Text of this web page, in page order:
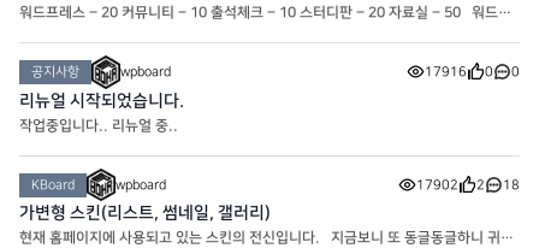
워드프레스 – 20 커뮤니티 – 10 출석체크 – 10 스터디판 – 20 자료실 – 50 워드프
주는 행위는 제재 대상입니다. 스터디판 : 워드프레스에 도
공지사항 wpboard 17916 0 0
리뉴얼 시작되었습니다.
작업중입니다.. 리뉴얼 중..
KBoard wpboard 17902 2 18
가변형 스킨(리스트, 썸네일, 갤러리)
현재 홈페이지에 사용되고 있는 스킨의 전신입니다. 지금보니 또 동글동글하니 귀엽